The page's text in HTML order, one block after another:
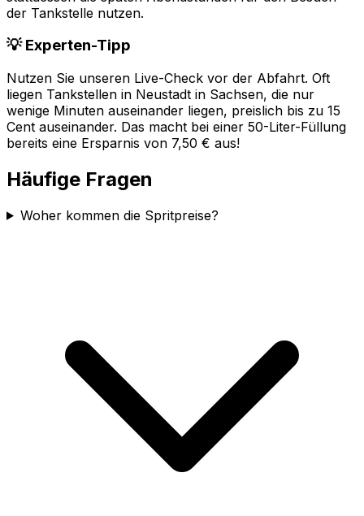
der Tankstelle nutzen.
💡 Experten-Tipp
Nutzen Sie unseren Live-Check vor der Abfahrt. Oft
liegen Tankstellen in Neustadt in Sachsen, die nur
wenige Minuten auseinander liegen, preislich bis zu 15
Cent auseinander. Das macht bei einer 50-Liter-Füllung
bereits eine Ersparnis von 7,50 € aus!
Häufige Fragen
Woher kommen die Spritpreise?